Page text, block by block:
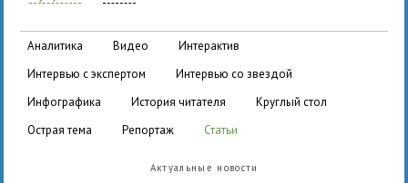
аналитика видео
интерактив
интервью с экспертом
интервью со звездой
инфографика
история читателя
круглый стол
острая тема
репортаж статьи
Актуальные новости